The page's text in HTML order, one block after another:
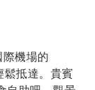
機場的
抵達。貴賓